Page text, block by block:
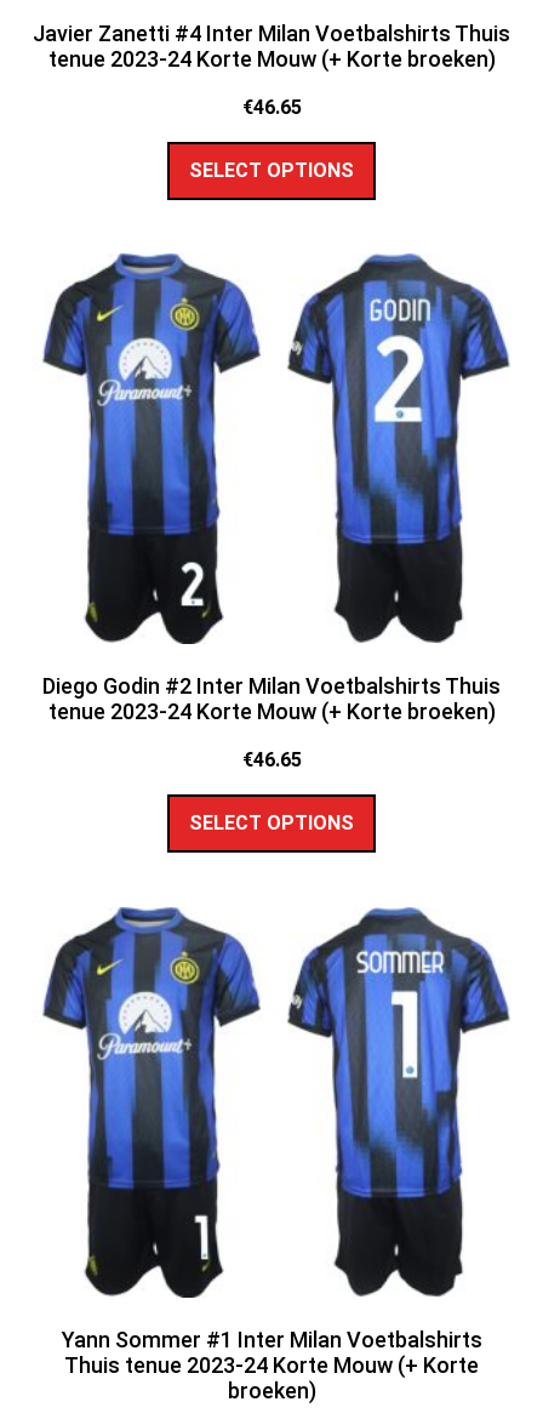
Javier Zanetti #4 Inter Milan Voetbalshirts Thuis
tenue 2023-24 Korte Mouw (+ Korte broeken)
€46.65
SELECT OPTIONS
Diego Godin #2 Inter Milan Voetbalshirts Thuis
tenue 2023-24 Korte Mouw (+ Korte broeken)
€46.65
SELECT OPTIONS
Yann Sommer #1 Inter Milan Voetbalshirts
Thuis tenue 2023-24 Korte Mouw (+ Korte
broeken)